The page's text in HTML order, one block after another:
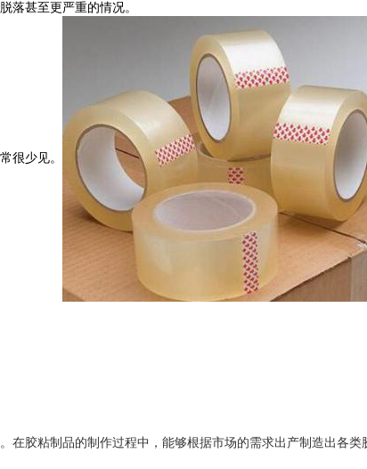
落甚至更严重的情况。
很少见。
胶粘制品的制作过程中，能够根据市场的需求出产制造出各